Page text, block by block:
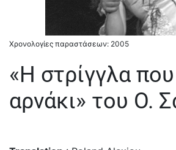
Χρονολογίες παραστάσεων: 2005
«Η στρίγγλα που
αρνάκι» του Ο.